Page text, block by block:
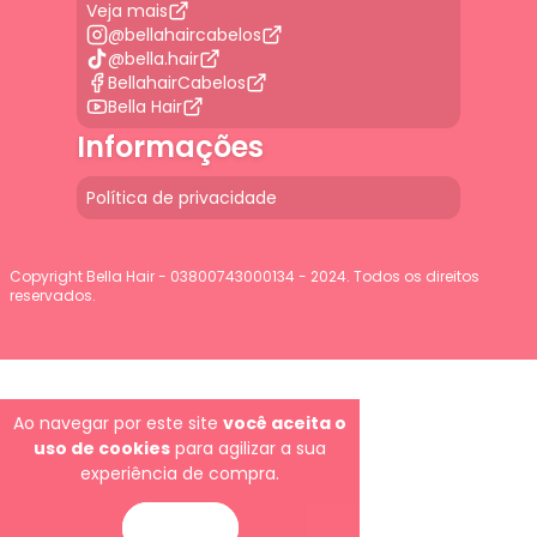
Ao navegar por este site você aceita o
uso de cookies para agilizar a sua
experiência de compra.
Veja mais
@bellahaircabelos
@bella.hair
BellahairCabelos
Bella Hair
Informações
Política de privacidade
Copyright Bella Hair - 03800743000134 - 2024. Todos os direitos
reservados.